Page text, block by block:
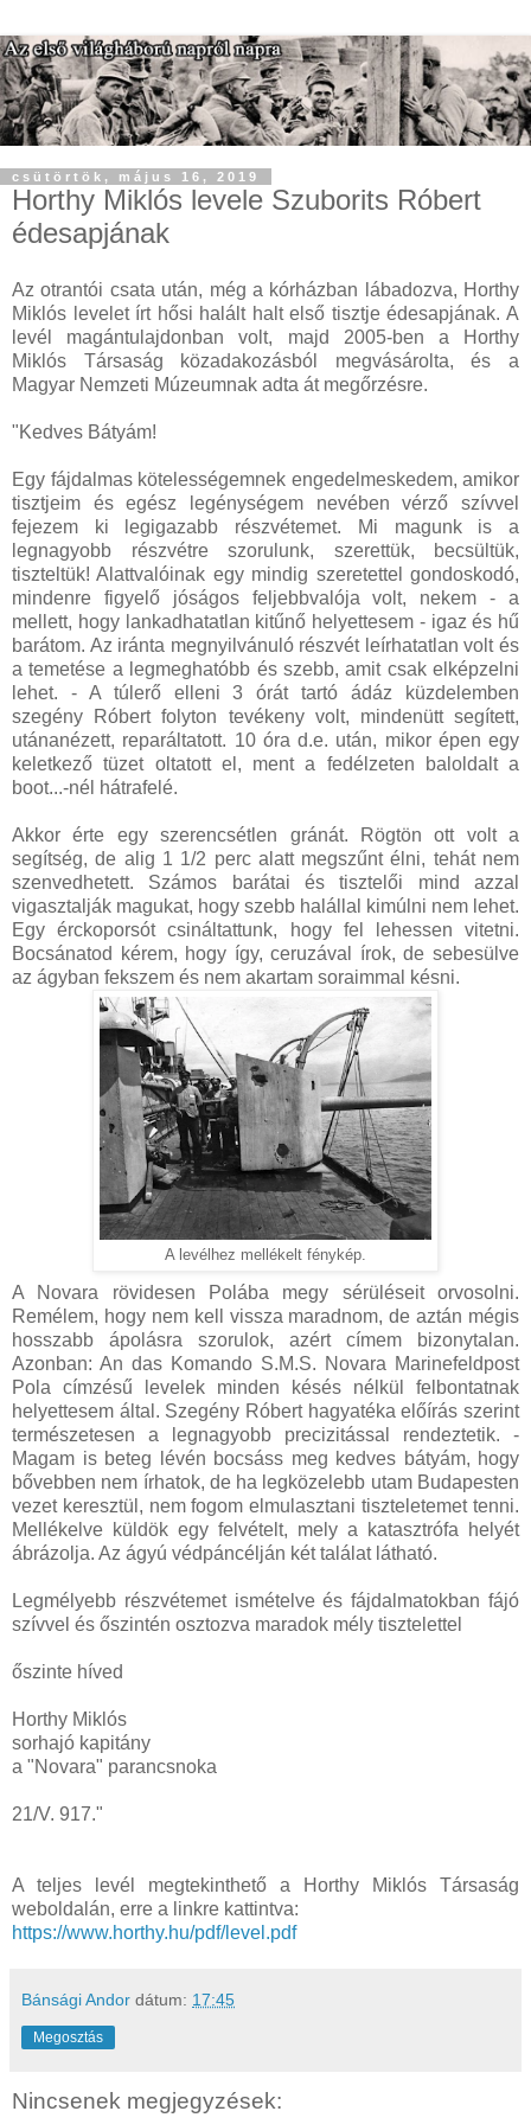
csütörtök, május 16, 2019
Horthy Miklós levele Szuborits Róbert
édesapjának
Az otrantói csata után, még a kórházban lábadozva, Horthy
Miklós levelet írt hősi halált halt első tisztje édesapjának. A
levél magántulajdonban volt, majd 2005-ben a Horthy
Miklós Társaság közadakozásból megvásárolta, és a
Magyar Nemzeti Múzeumnak adta át megőrzésre.
"Kedves Bátyám!
Egy fájdalmas kötelességemnek engedelmeskedem, amikor
tisztjeim és egész legénységem nevében vérző szívvel
fejezem ki legigazabb részvétemet. Mi magunk is a
legnagyobb részvétre szorulunk, szerettük, becsültük,
tiszteltük! Alattvalóinak egy mindig szeretettel gondoskodó,
mindenre figyelő jóságos feljebbvalója volt, nekem - a
mellett, hogy lankadhatatlan kitűnő helyettesem - igaz és hű
barátom. Az iránta megnyilvánuló részvét leírhatatlan volt és
a temetése a legmeghatóbb és szebb, amit csak elképzelni
lehet. - A túlerő elleni 3 órát tartó ádáz küzdelemben
szegény Róbert folyton tevékeny volt, mindenütt segített,
utánanézett, reparáltatott. 10 óra d.e. után, mikor épen egy
keletkező tüzet oltatott el, ment a fedélzeten baloldalt a
boot...-nél hátrafelé.
Akkor érte egy szerencsétlen gránát. Rögtön ott volt a
segítség, de alig 1 1/2 perc alatt megszűnt élni, tehát nem
szenvedhetett. Számos barátai és tisztelői mind azzal
vigasztalják magukat, hogy szebb halállal kimúlni nem lehet.
Egy érckoporsót csináltattunk, hogy fel lehessen vitetni.
Bocsánatod kérem, hogy így, ceruzával írok, de sebesülve
az ágyban fekszem és nem akartam soraimmal késni.
A levélhez mellékelt fénykép.
A Novara rövidesen Polába megy sérüléseit orvosolni.
Remélem, hogy nem kell vissza maradnom, de aztán mégis
hosszabb ápolásra szorulok, azért címem bizonytalan.
Azonban: An das Komando S.M.S. Novara Marinefeldpost
Pola címzésű levelek minden késés nélkül felbontatnak
helyettesem által. Szegény Róbert hagyatéka előírás szerint
természetesen a legnagyobb precizitással rendeztetik. -
Magam is beteg lévén bocsáss meg kedves bátyám, hogy
bővebben nem írhatok, de ha legközelebb utam Budapesten
vezet keresztül, nem fogom elmulasztani tiszteletemet tenni.
Mellékelve küldök egy felvételt, mely a katasztrófa helyét
ábrázolja. Az ágyú védpáncélján két találat látható.
Legmélyebb részvétemet ismételve és fájdalmatokban fájó
szívvel és őszintén osztozva maradok mély tisztelettel
őszinte híved
Horthy Miklós
sorhajó kapitány
a "Novara" parancsnoka
21/V. 917."
A teljes levél megtekinthető a Horthy Miklós Társaság
weboldalán, erre a linkre kattintva:
https://www.horthy.hu/pdf/level.pdf
Bánsági Andor dátum: 17:45
Megosztás
Nincsenek megjegyzések: